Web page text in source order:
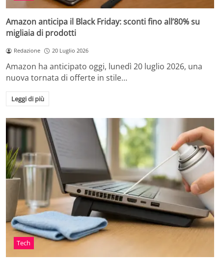
Amazon anticipa il Black Friday: sconti fino all’80% su
migliaia di prodotti
Redazione 20 Luglio 2026
Amazon ha anticipato oggi, lunedì 20 luglio 2026, una
nuova tornata di offerte in stile…
Leggi di più
Tech